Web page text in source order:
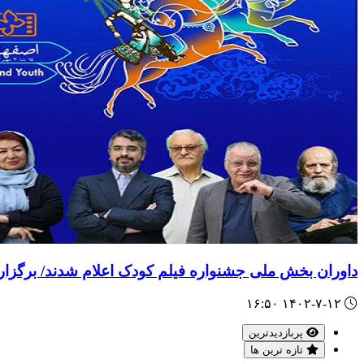
داوران بخش ملی جشنواره فیلم کودک اعلام شدند/ برگزاری ۲
پربازدیدترین
تازه ترین ها